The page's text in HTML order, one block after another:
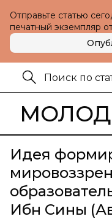
Отправьте статью
печатный экземпляр
Идея
Ибн Сины